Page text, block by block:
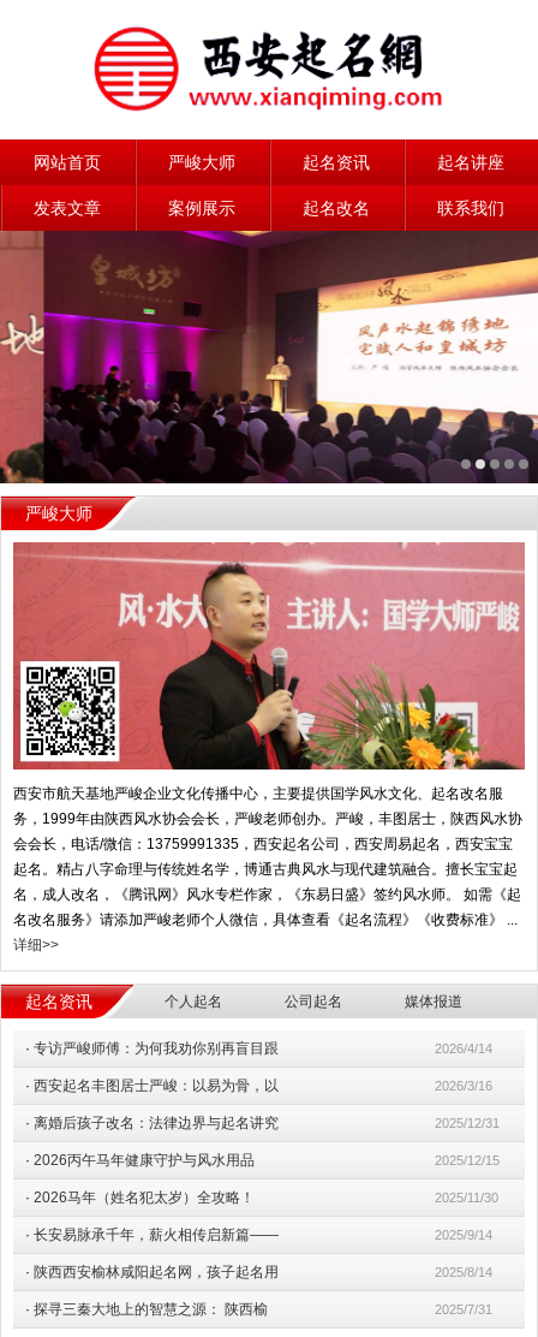
网站首页 严峻大师 起名资讯 起名讲座
发表文章 案例展示 起名改名 联系我们
严峻大师
西安市航天基地严峻企业文化传播中心，主要提供国学风水文化、起名改名服
务，1999年由陕西风水协会会长，严峻老师创办。严峻，丰图居士，陕西风水协
会会长，电话/微信：13759991335，西安起名公司，西安周易起名，西安宝宝
起名。精占八字命理与传统姓名学，博通古典风水与现代建筑融合。擅长宝宝起
名，成人改名，《腾讯网》风水专栏作家，《东易日盛》签约风水师。 如需《起
名改名服务》请添加严峻老师个人微信，具体查看《起名流程》《收费标准》 ...
详细>>
起名资讯 个人起名 公司起名 媒体报道
· 专访严峻师傅：为何我劝你别再盲目跟 2026/4/14
· 西安起名丰图居士严峻：以易为骨，以 2026/3/16
· 离婚后孩子改名：法律边界与起名讲究 2025/12/31
· 2026丙午马年健康守护与风水用品 2025/12/15
· 2026马年（姓名犯太岁）全攻略！ 2025/11/30
· 长安易脉承千年，薪火相传启新篇—— 2025/9/14
· 陕西西安榆林咸阳起名网，孩子起名用 2025/8/14
· 探寻三秦大地上的智慧之源： 陕西榆 2025/7/31